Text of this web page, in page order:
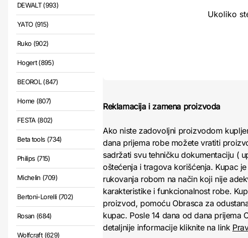
DEWALT (993)
YATO (915)
Ruko (902)
Hogert (895)
BEOROL (847)
Home (807)
FESTA (802)
Beta tools (734)
Philips (715)
Michelin (709)
Bertoni-Lorelli (702)
Rosan (684)
Wolfcraft (629)
Ukoliko
Reklamacija i zamena proizvoda
Ako niste zadovoljni proizvodom
dana prijema robe možete vratiti
sadržati svu tehničku dokumentaciju (
oštećenja i tragova korišćenja. Kupac
rukovanja robom na način koji nije
karakteristike i funkcionalnost robe.
proizvod, pomoću Obrasca za
kupac. Posle 14 dana od dana
detaljnije informacije kliknite na link